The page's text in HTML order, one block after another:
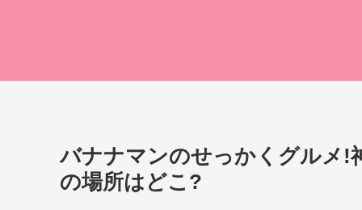
バナナマンのせっかくグルメ!
の場所はどこ?